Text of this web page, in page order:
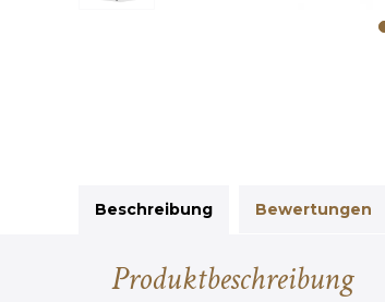
Beschreibung Bewertungen
Produktbeschreibung